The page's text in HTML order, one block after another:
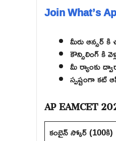
Join What’s
మీరు ఆన్సర్ కి
కౌన్సిలింగ్ కి
మీ ర్యాంకు
స్పష్టంగా కట్
AP EAMCET
కంబైన్ స్కోర్ (100కి)